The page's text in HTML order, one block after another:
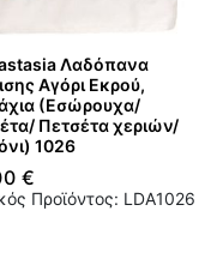
Λαδόπανα
Αγόρι Εκρού,
(Εσώρουχα/
Πετσέτα χεριών/
1026
€
Προϊόντος: LDA1026